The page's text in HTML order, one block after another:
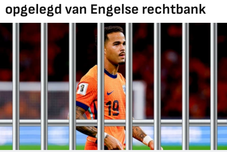
opgelegd van Engelse rechtbank